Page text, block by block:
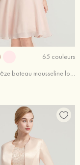
65 couleurs
Robe trapèze bateau mousseline longueur genou robe de mère de la mariée avec dentelle veste